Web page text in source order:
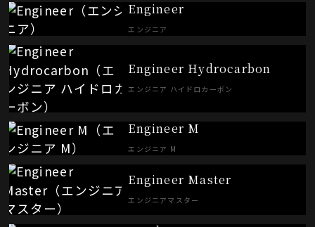
Engineer
エンジニア
Engineer Hydrocarbon
エンジニア ハイドロカーボン
Engineer M
エンジニア M
Engineer Master
エンジニアマスター